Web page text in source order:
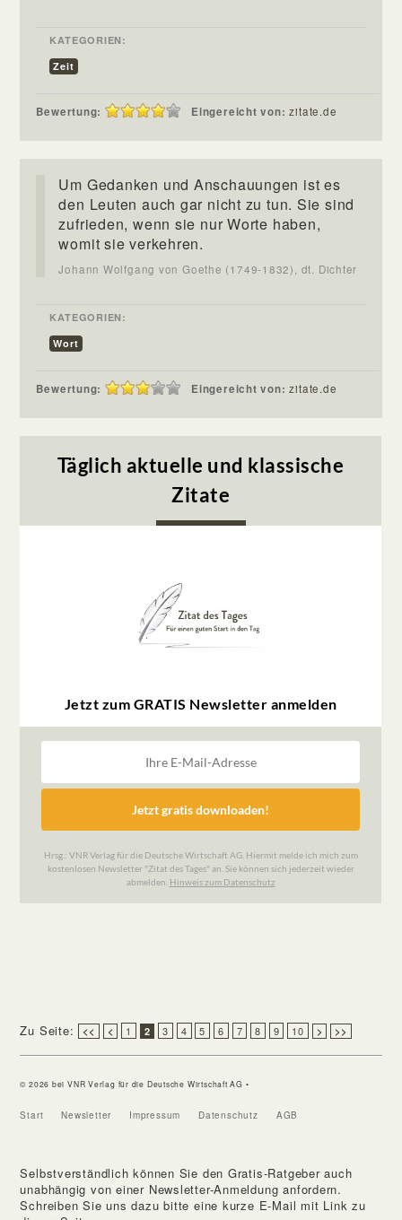
KATEGORIEN:
Zeit
Bewertung: Eingereicht von:zitate.de
Um Gedanken und Anschauungen ist es
den Leuten auch gar nicht zu tun. Sie sind
zufrieden, wenn sie nur Worte haben,
womit sie verkehren.
Johann Wolfgang von Goethe (1749-1832), dt. Dichter
KATEGORIEN:
Wort
Bewertung: Eingereicht von:zitate.de
Zu Seite: << < 1 2 3 4 5 6 7 8 9 10 > >>
© 2026 bei VNR Verlag für die Deutsche Wirtschaft AG •
Start Newsletter Impressum Datenschutz AGB
Selbstverständlich können Sie den Gratis-Ratgeber auch
unabhängig von einer Newsletter-Anmeldung anfordern.
Schreiben Sie uns dazu bitte eine kurze E-Mail mit Link zu